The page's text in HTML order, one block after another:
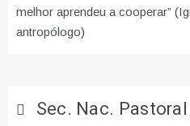
melhor aprendeu a cooperar”
antropólogo)
Sec. Nac.